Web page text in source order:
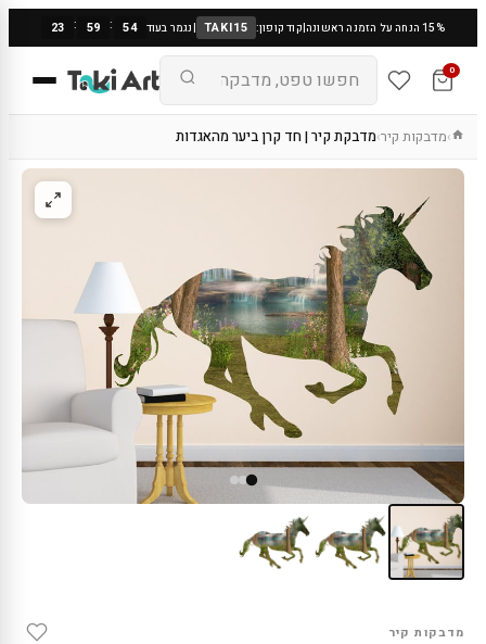
15% הנחה על הזמנה ראשונה |קוד קופון: TAKI15
|נגמר בעוד 23 : 59 : 53
0
›מדבקות קיר›מדבקת קיר | חד קרן ביער מהאגדות
מדבקות קיר